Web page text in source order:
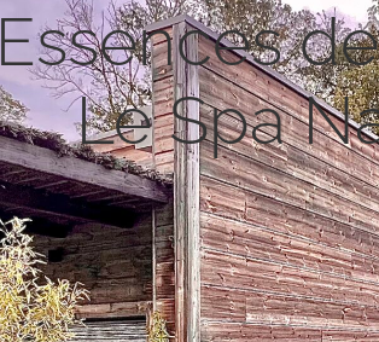
Essences
Le Spa